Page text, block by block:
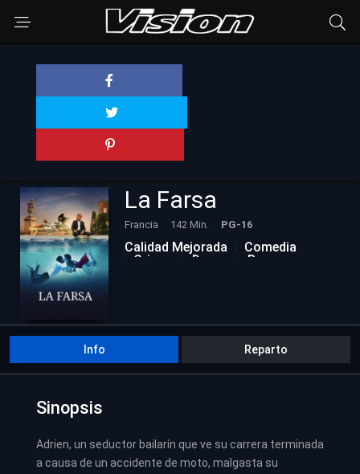
La Farsa
Francia 142 Min. PG-16
Calidad Mejorada
Comedia
Crimen
Drama Romance
Info Reparto
Sinopsis
Adrien, un seductor bailarín que ve su carrera terminada
a causa de un accidente de moto, malgasta su